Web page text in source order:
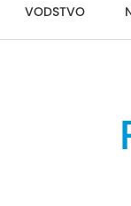
VODSTVO